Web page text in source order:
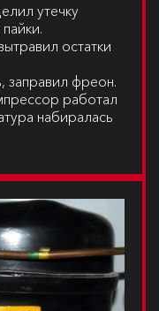
утечку
остатки
заправил фреон.
работал
набиралась